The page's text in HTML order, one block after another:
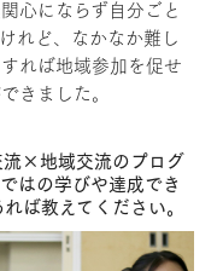
心にならず自分ごと
れど、なかなか難し
れば地域参加を促せ
きました。
流×地域交流のプログ
はの学びや達成でき
ば教えてください。